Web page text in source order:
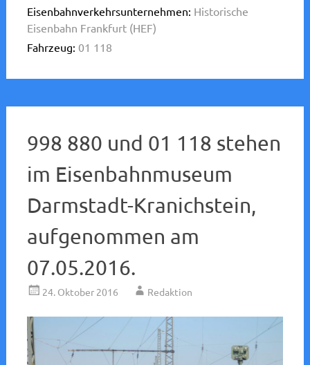
Eisenbahnverkehrsunternehmen: Historische
Eisenbahn Frankfurt (HEF)
Fahrzeug: 01 118
998 880 und 01 118 stehen
im Eisenbahnmuseum
Darmstadt-Kranichstein,
aufgenommen am
07.05.2016.
24. Oktober 2016 Redaktion